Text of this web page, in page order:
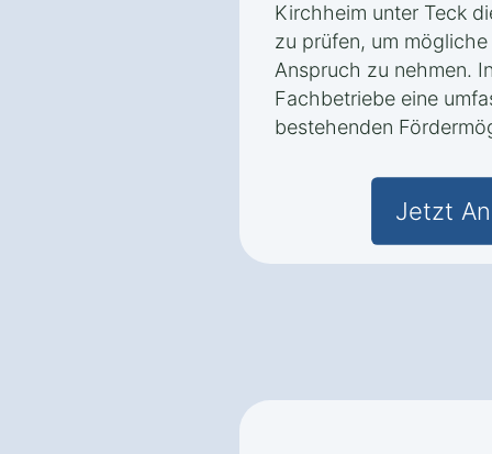
Kirchheim unter Teck
zu prüfen, um
Anspruch zu nehmen.
Fachbetriebe eine
bestehenden
Jetzt